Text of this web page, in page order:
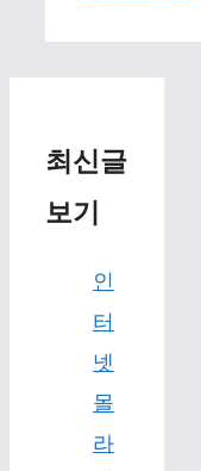
최신글
보기
인
터
넷
몰
라